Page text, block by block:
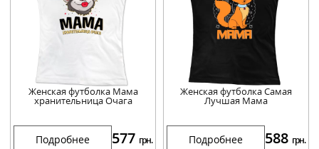
Женская футболка Мама
хранительница Очага
Подробнее 577 грн.
Женская футболка Самая
Лучшая Мама
Подробнее 588 грн.